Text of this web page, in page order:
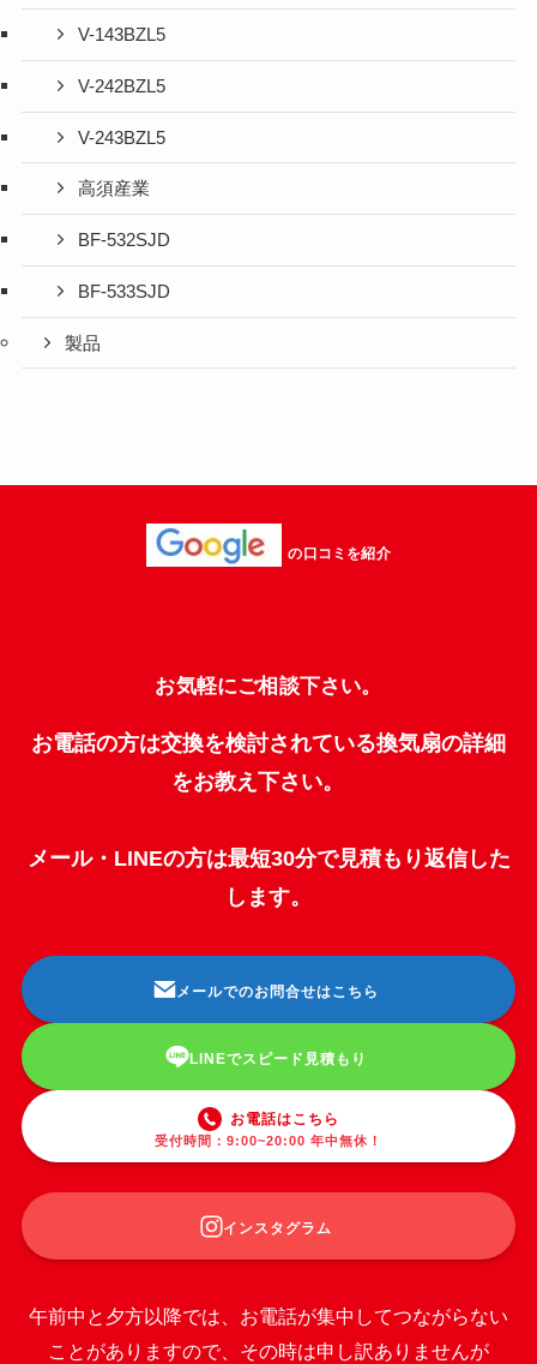
V-143BZL5
V-242BZL5
V-243BZL5
高須産業
BF-532SJD
BF-533SJD
製品
の口コミを紹介
お気軽にご相談下さい。
お電話の方は交換を検討されている換気扇の詳細
をお教え下さい。
メール・LINEの方は最短30分で見積もり返信した
します。
メールでのお問合せはこちら
LINEでスピード見積もり
お電話はこちら
受付時間：9:00~20:00 年中無休！
インスタグラム
午前中と夕方以降では、お電話が集中してつながらない
ことがありますので、その時は申し訳ありませんが